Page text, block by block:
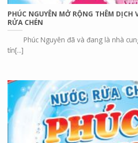
PHÚC NGUYÊN MỞ RỘNG THÊM DỊCH
RỬA CHÉN
Phúc Nguyên đã và đang là nhà
tín[...]